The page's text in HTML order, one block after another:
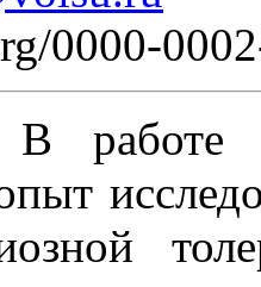
0000-
В работе